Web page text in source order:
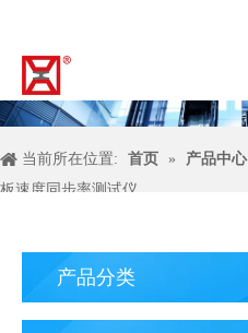
当前所在位置: 首页 » 产品中心
板速度同步率测试仪
产品分类